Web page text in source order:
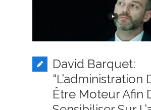
David Barquet:
“L’administration
Être Moteur Afin